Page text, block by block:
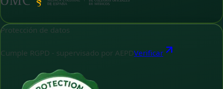
Protección de datos
Cumple RGPD - supervisado por AEPDVerificar